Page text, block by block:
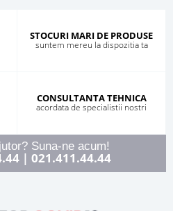
STOCURI MARI DE PRODUSE
suntem mereu la dispozitia ta
CONSULTANTA TEHNICA
acordata de specialistii nostri
Suna-ne acum!
| 021.411.44.44